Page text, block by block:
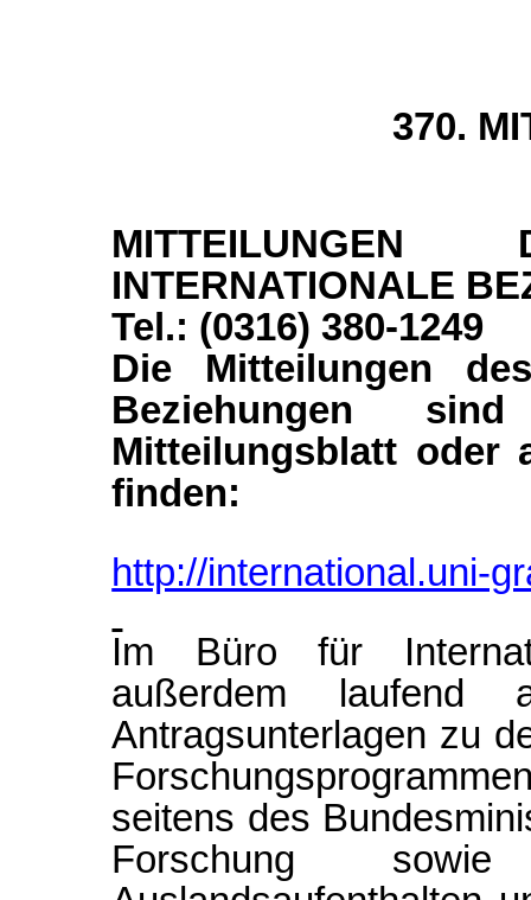
370.
INTERNATIONALE
Tel.: (0316) 380-1249
Die Mitteilungen
Beziehungen
Mitteilungsblatt oder
finden:
http://international.uni-
Im Büro für
außerdem laufend
Antragsunterlagen zu
seitens des
Forschung